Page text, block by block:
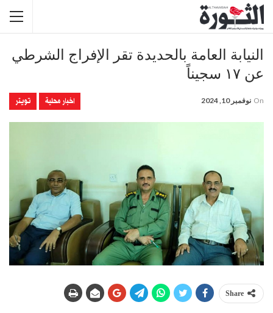
النيابة العامة بالحديدة تقر الإفراج الشرطي
عن ١٧ سجيناً
اخبار محلية تويتر On نوفمبر 10, 2024
Share